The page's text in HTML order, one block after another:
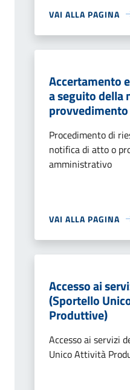
VAI ALLA PAGINA
Accertamento
a seguito della
Procedimento di
notifica di atto o
amministrativo
VAI ALLA PAGINA
Accesso ai
(Sportello
Produttive)
Accesso ai servizi
Unico Attività